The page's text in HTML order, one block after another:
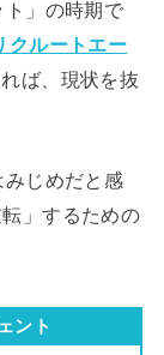
」の時期で
クルートエー
ば、現状を抜
じめだと感
」するための
ント